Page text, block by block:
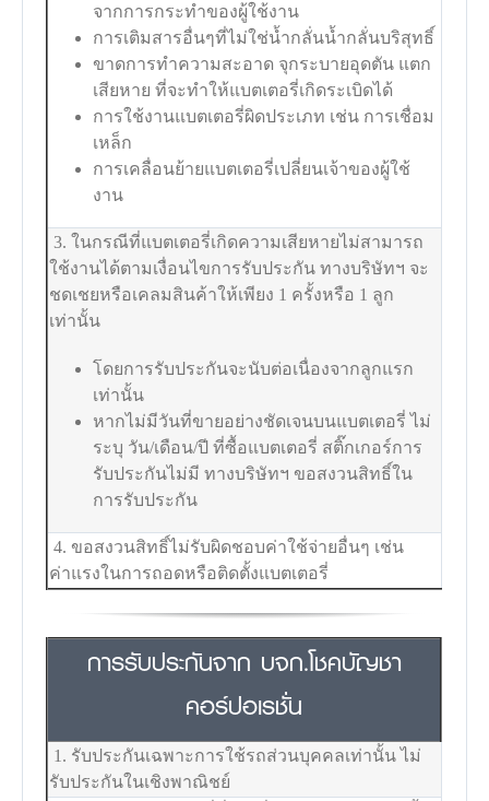
จากการกระทำของผู้ใช้งาน
การเติมสารอื่นๆที่ไม่ใช่น้ำกลั่นน้ำกลั่นบริสุทธิ์
ขาดการทำความสะอาด จุกระบายอุดตัน แตก
เสียหาย ที่จะทำให้แบตเตอรี่เกิดระเบิดได้
การใช้งานแบตเตอรี่ผิดประเภท เช่น การเชื่อม
เหล็ก
การเคลื่อนย้ายแบตเตอรี่เปลี่ยนเจ้าของผู้ใช้
งาน
3. ในกรณีที่แบตเตอรี่เกิดความเสียหายไม่สามารถ
ใช้งานได้ตามเงื่อนไขการรับประกัน ทางบริษัทฯ จะ
ชดเชยหรือเคลมสินค้าให้เพียง 1 ครั้งหรือ 1 ลูก
เท่านั้น
โดยการรับประกันจะนับต่อเนื่องจากลูกแรก
เท่านั้น
หากไม่มีวันที่ขายอย่างชัดเจนบนแบตเตอรี่ ไม่
ระบุ วัน/เดือน/ปี ที่ซื้อแบตเตอรี่ สติ๊กเกอร์การ
รับประกันไม่มี ทางบริษัทฯ ขอสงวนสิทธิ์ใน
การรับประกัน
4. ขอสงวนสิทธิ์ไม่รับผิดชอบค่าใช้จ่ายอื่นๆ เช่น
ค่าแรงในการถอดหรือติดตั้งแบตเตอรี่
การรับประกันจาก บจก.โชคบัญชา
คอร์ปอเรชั่น
1. รับประกันเฉพาะการใช้รถส่วนบุคคลเท่านั้น ไม่
รับประกันในเชิงพาณิชย์